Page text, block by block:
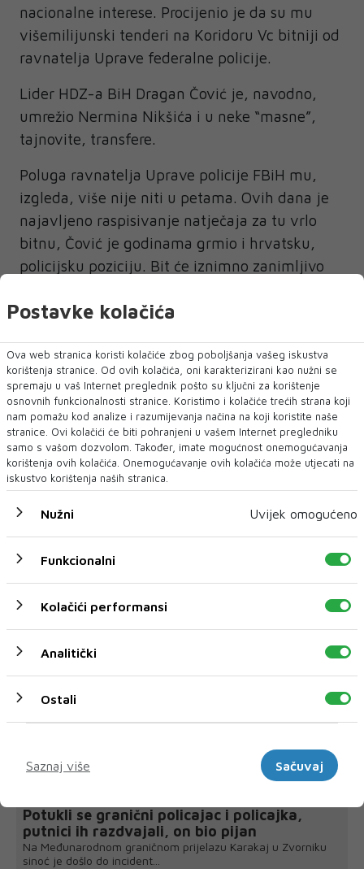
nacionalne interese. Procijenio je da su mu
višemilijunski tenderi na Koridoru Vc bitniji od
ravnatelja Uprave federalne policije.
Lider HDZ-a BiH Dragan Čović je, navodno,
umrežio Nermina Nikšića i u neke “masne”,
tajnovite, transfere.
Poluga ravnatelja Uprave policije FBiH mu,
izgleda, više nije niti u petama. Ovih dana je
najavljeno raspisivanje natječaja za tu vrlo
bitnu, Čović je godinama grmio i hrvatsku,
policijsku poziciju. Bit će iznimno zanimljivo
ovoga puta podmetnuti leđa ili je poluga
političkoj burzi.
J. S.
DRAGAN ČOVIĆ NERMIN NIKŠIĆ
Potukli se granični policajac i policajka,
putnici ih razdvajali, on bio pijan
Na Međunarodnom graničnom prijelazu Karakaj u Zvorniku
sinoć je došlo do incident...
Postavke kolačića
Ova web stranica koristi kolačiće zbog poboljšanja vašeg iskustva
korištenja stranice. Od ovih kolačića, oni karakterizirani kao nužni se
spremaju u vaš Internet preglednik pošto su ključni za korištenje
osnovnih funkcionalnosti stranice. Koristimo i kolačiće trećih strana koji
nam pomažu kod analize i razumijevanja načina na koji koristite naše
stranice. Ovi kolačići će biti pohranjeni u vašem Internet pregledniku
samo s vašom dozvolom. Također, imate mogućnost onemogućavanja
korištenja ovih kolačića. Onemogućavanje ovih kolačića može utjecati na
iskustvo korištenja naših stranica.
Nužni Uvijek omogućeno
Funkcionalni
Kolačići performansi
Analitički
Ostali
Saznaj više
Sačuvaj